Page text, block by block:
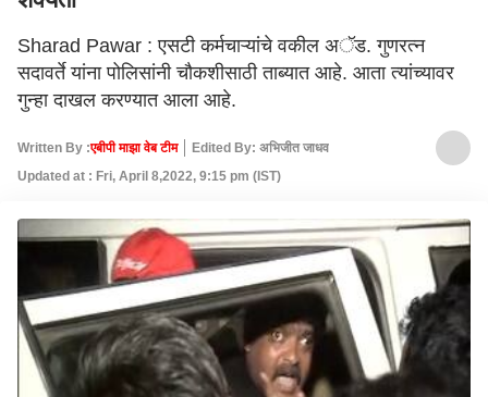
Sharad Pawar : एसटी कर्मचाऱ्यांचे वकील अॅड. गुणरत्न
सदावर्ते यांना पोलिसांनी चौकशीसाठी ताब्यात आहे. आता त्यांच्यावर
गुन्हा दाखल करण्यात आला आहे.
Written By :एबीपी माझा वेब टीम
Edited By: अभिजीत जाधव
Updated at : Fri, April 8,2022, 9:15 pm (IST)